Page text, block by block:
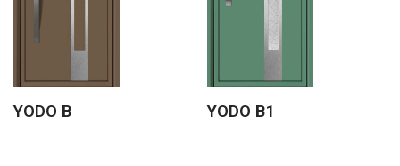
YODO B YODO B1